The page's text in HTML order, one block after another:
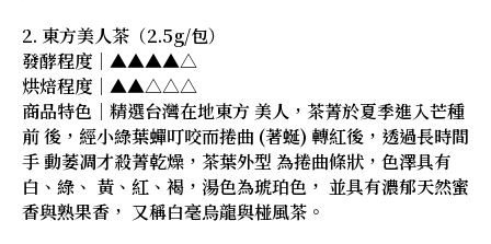
2. 東方美人茶（2.5g/包）
發酵程度｜▲▲▲▲△
烘焙程度｜▲▲△△△
商品特色｜精選台灣在地東方 美人，茶菁於夏季進入芒種
前 後，經小綠葉蟬叮咬而捲曲 (著蜒) 轉紅後，透過長時間
手 動萎凋才殺菁乾燥，茶葉外型 為捲曲條狀，色澤具有
白、綠、 黃、紅、褐，湯色為琥珀色， 並具有濃郁天然蜜
香與熟果香， 又稱白毫烏龍與椪風茶。